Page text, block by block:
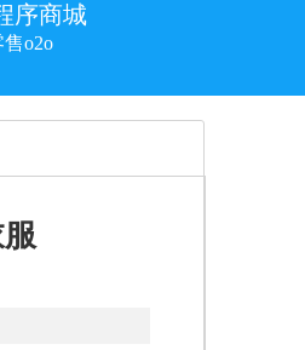
序商城
售o2o